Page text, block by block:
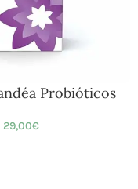
Probióticos
29,00€